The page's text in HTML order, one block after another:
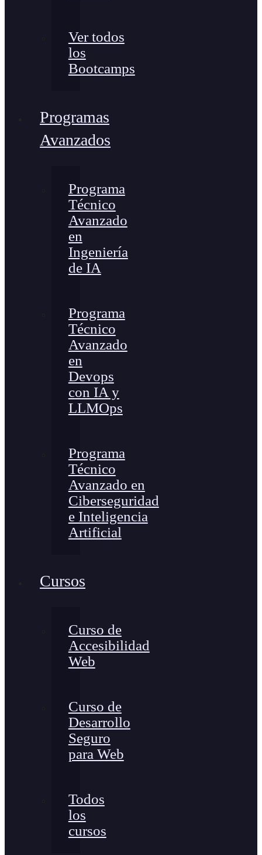
Ver todos
los
Bootcamps
Programas
Avanzados
Programa
Técnico
Avanzado
en
Ingeniería
de IA
Programa
Técnico
Avanzado
en
Devops
con IA y
LLMOps
Programa
Técnico
Avanzado en
Ciberseguridad
e Inteligencia
Artificial
Cursos
Curso de
Accesibilidad
Web
Curso de
Desarrollo
Seguro
para Web
Todos
los
cursos